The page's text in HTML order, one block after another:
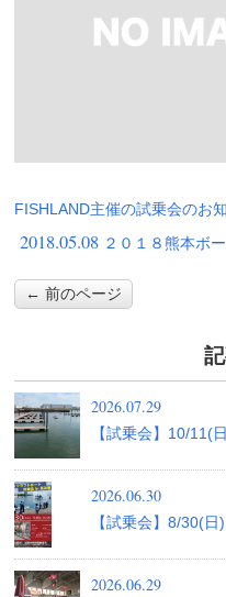
FISHLAND主催の試乗会の
2018.05.08 ２０１８熊本ボ
← 前のページ
2026.07.29
【試乗会】10/11(
2026.06.30
【試乗会】8/30(
2026.06.29